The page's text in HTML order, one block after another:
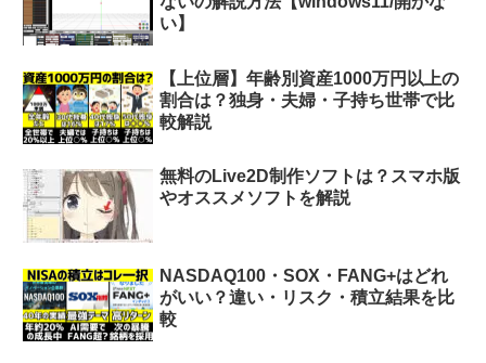
い】
【上位層】年齢別資産1000万円以上の
割合は？独身・夫婦・子持ち世帯で比
較解説
無料のLive2D制作ソフトは？スマホ版
やオススメソフトを解説
NASDAQ100・SOX・FANG+はどれ
がいい？違い・リスク・積立結果を比
較